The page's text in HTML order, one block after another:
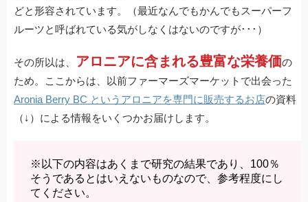
どと形容されています。（最近なんでもかんでもスーパーフ
ルーツと呼ばれている気がしなくはないのですが･･･）
その所以は、 アロニアに含まれる豊富な栄養価の
ため。ここからは、以前ファーマーズマーケットで出会った
Aronia Berry BC というアロニアを専門に販売するお店の資料
（↓）による情報をいくつかお届けします。
※以下の内容はあくまで研究の結果であり、100％
そうであるとはいえないものなので、参考程度にし
てください。